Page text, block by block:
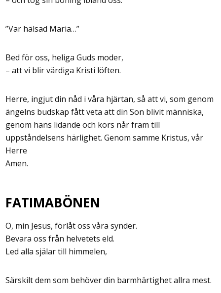
”Var hälsad Maria…”
Bed för oss, heliga Guds moder,
– att vi blir värdiga Kristi löften.
Herre, ingjut din nåd i våra hjärtan, så att vi, som genom
ängelns budskap fått veta att din Son blivit människa,
genom hans lidande och kors når fram till
uppståndelsens härlighet. Genom samme Kristus, vår
Herre
Amen.
FATIMABÖNEN
O, min Jesus, förlåt oss våra synder.
Bevara oss från helvetets eld.
Led alla själar till himmelen,
Särskilt dem som behöver din barmhärtighet allra mest.